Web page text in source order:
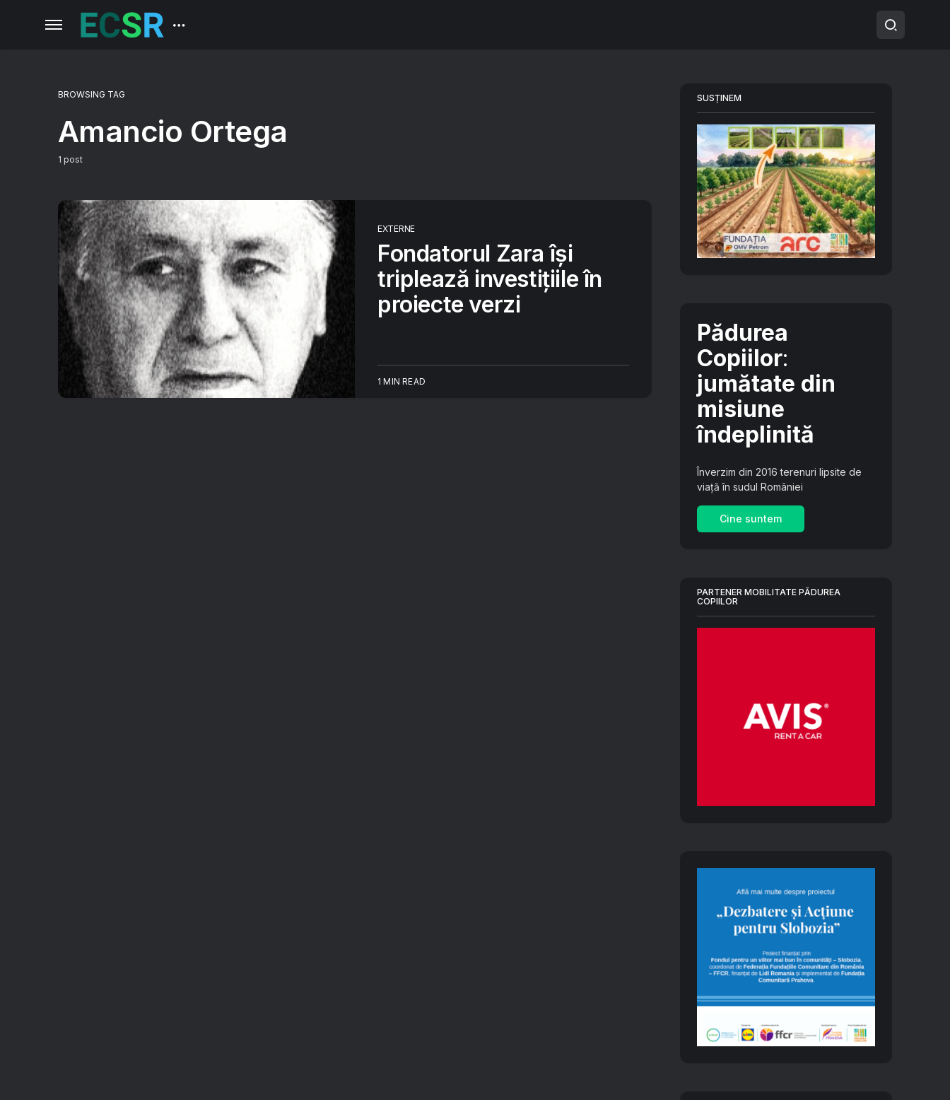
BROWSING TAG
Amancio Ortega
1 post
EXTERNE
Fondatorul Zara își
triplează investițiile în
proiecte verzi
1 MIN READ
SUSȚINEM
Pădurea
Copiilor:
jumătate din
misiune
îndeplinită
Înverzim din 2016 terenuri lipsite de
viață în sudul României
Cine suntem
PARTENER MOBILITATE PĂDUREA
COPIILOR